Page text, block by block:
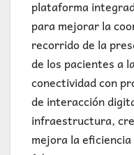
plataforma
para mejorar la
recorrido de la
de los pacientes a
conectividad con
de interacción
infraestructura,
mejora la